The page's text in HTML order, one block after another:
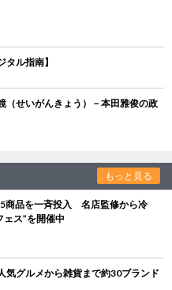
ル指南】
せいがんきょう）－本田雅俊の政
もっと見る
商品を一斉投入 名店監修から冷
ス”を開催中
グルメから雑貨まで約30ブランド